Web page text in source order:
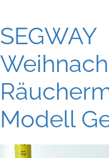
SEGWAY
Modell